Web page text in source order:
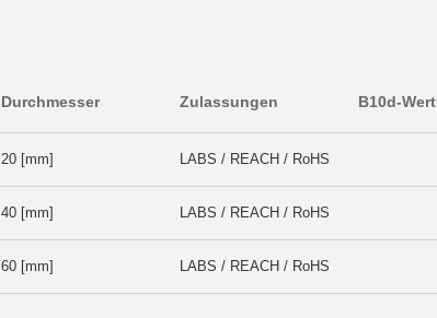
Durchmesser Zulassungen B10d-Wert
20 [mm] LABS / REACH / RoHS
40 [mm] LABS / REACH / RoHS
60 [mm] LABS / REACH / RoHS